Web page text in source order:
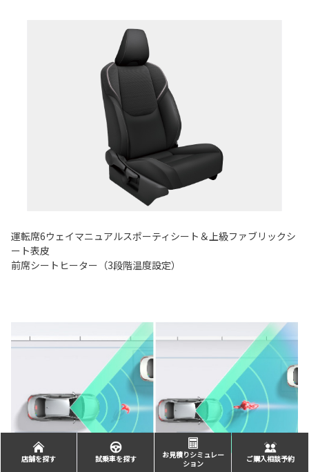
運転席6ウェイマニュアルスポーティシート＆上級ファブリックシ
ート表皮
前席シートヒーター（3段階温度設定）
店舗を探す 試乗車を探す
お見積りシミュレー
ション
ご購入相談予約